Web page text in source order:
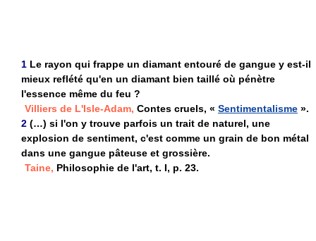
1 Le rayon qui frappe un diamant entouré de gangue y est-il
mieux reflété qu'en un diamant bien taillé où pénètre
l'essence même du feu ?
Villiers de L'Isle-Adam, Contes cruels, « Sentimentalisme ».
2 (…) si l'on y trouve parfois un trait de naturel, une
explosion de sentiment, c'est comme un grain de bon métal
dans une gangue pâteuse et grossière.
Taine, Philosophie de l'art, t. I, p. 23.